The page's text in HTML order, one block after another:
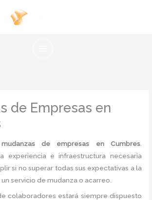
de Empresas en
de empresas en Cumbres.
experiencia e infraestructura necesaria
si no superar todas sus expectativas a la
servicio de mudanza o acarreo.
colaboradores estará siempre dispuesto